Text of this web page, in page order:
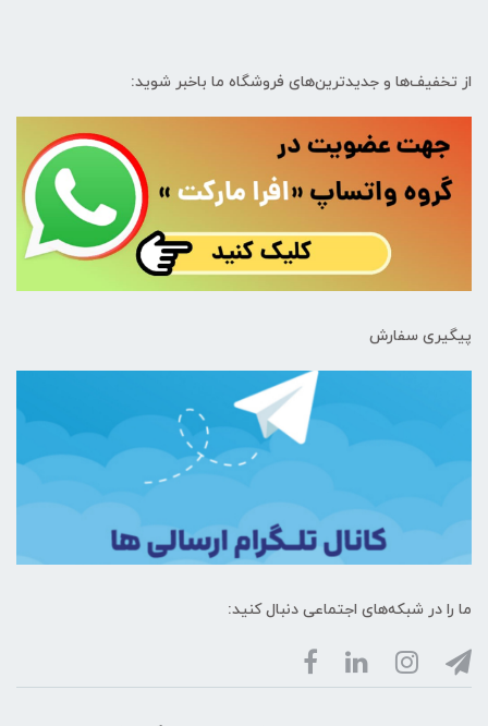
از تخفیف‌ها و جدیدترین‌های فروشگاه ما باخبر شوید:
پیگیری سفارش
ما را در شبکه‌های اجتماعی دنبال کنید: